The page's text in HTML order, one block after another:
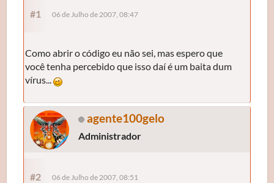
#1 06 de Julho de 2007, 08:47
Como abrir o código eu não sei, mas espero que
você tenha percebido que isso daí é um baita dum
vírus...
agente100gelo
Administrador
#2 06 de Julho de 2007, 08:51